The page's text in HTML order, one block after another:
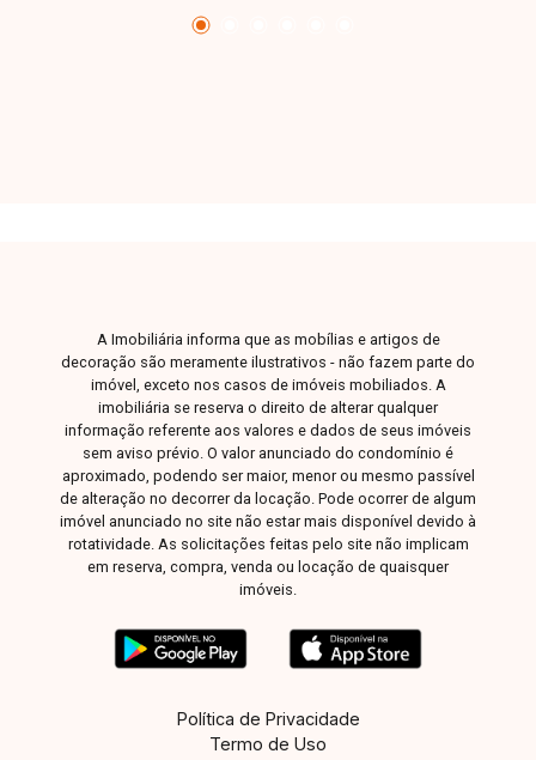
dormitórios, sendo 1 suíte, banheiros com
sujeito à análise de crédito. Agende sua visita e
venha conhecer essa casa no bairro Novo
Mundo.
A Imobiliária informa que as mobílias e artigos de
decoração são meramente ilustrativos - não fazem parte do
imóvel, exceto nos casos de imóveis mobiliados. A
imobiliária se reserva o direito de alterar qualquer
informação referente aos valores e dados de seus imóveis
sem aviso prévio. O valor anunciado do condomínio é
aproximado, podendo ser maior, menor ou mesmo passível
de alteração no decorrer da locação. Pode ocorrer de algum
imóvel anunciado no site não estar mais disponível devido à
rotatividade. As solicitações feitas pelo site não implicam
em reserva, compra, venda ou locação de quaisquer
imóveis.
Política de Privacidade
Termo de Uso